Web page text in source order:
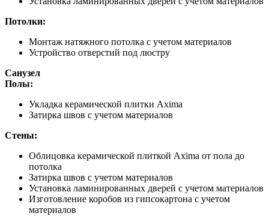
Потолки:
Монтаж натяжного потолка с учетом материалов
Устройство отверстий под люстру
Санузел
Полы:
Укладка керамической плитки Axima
Затирка швов с учетом материалов
Стены:
Облицовка керамической плиткой Axima от пола до
потолка
Затирка швов с учетом материалов
Установка ламинированных дверей с учетом материалов
Изготовление коробов из гипсокартона с учетом
материалов